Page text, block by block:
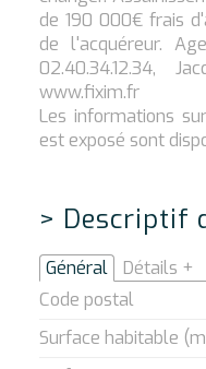
de 190 000€ frais
de l'acquéreur.
02.40.34.12.34,
www.fixim.fr
Les informations
est exposé sont
> Descriptif
Général Détails +
Code postal
Surface habitable